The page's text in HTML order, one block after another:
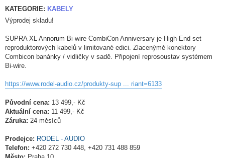
KATEGORIE: KABELY
Výprodej skladu!
SUPRA XL Annorum Bi-wire CombiCon Anniversary je High-End set
reproduktorových kabelů v limitované edici. Zlacenýmé konektory
Combicon banánky / vidličky v sadě. Připojení reprosoustav systémem
Bi-wire.
https://www.rodel-audio.cz/produkty-sup ... riant=6133
Původní cena: 13 499,- Kč
Aktuální cena: 11 499,- Kč
Záruka: 24 měsíců
Prodejce: RODEL - AUDIO
Telefon: +420 272 730 448, +420 731 488 859